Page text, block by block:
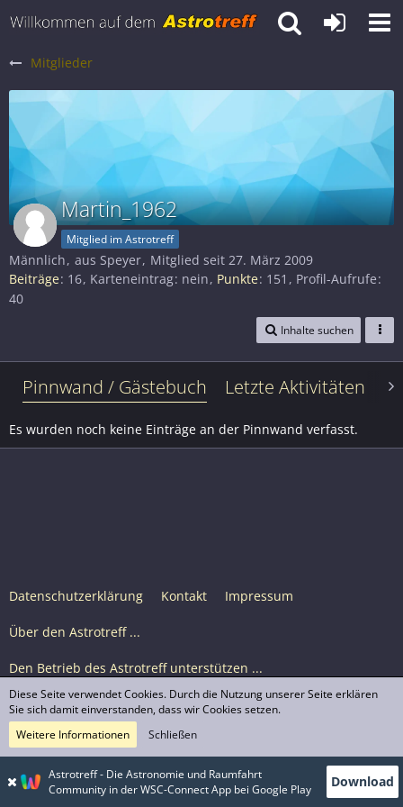
Mitglieder
Martin_1962
Mitglied im Astrotreff
Männlich aus Speyer Mitglied seit 27. März 2009
Beiträge 16 Karteneintrag nein Punkte 151
Profil-Aufrufe
40
Inhalte suchen
Pinnwand / Gästebuch Letzte Aktivitäten
Es wurden noch keine Einträge an der Pinnwand verfasst.
Datenschutzerklärung Kontakt Impressum
Über den Astrotreff ...
Den Betrieb des Astrotreff unterstützen ...
Nutzungsbedingungen
© Astrotreff 2001-2026, lizenziert unter CC BY-SA,
sofern für einzelne Inhalte nicht anders angegeben
Astrotreff - Die Astronomie und Raumfahrt
Community in der WSC-Connect App bei Google Play
Download
Diese Seite verwendet Cookies. Durch die Nutzung unserer Seite erklären
Sie sich damit einverstanden, dass wir Cookies setzen.
Weitere Informationen
Schließen